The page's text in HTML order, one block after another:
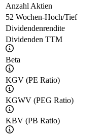
Anzahl Aktien
52 Wochen-Hoch/Tief
Dividendenrendite
Dividenden TTM
Beta
KGV (PE Ratio)
KGWV (PEG Ratio)
KBV (PB Ratio)